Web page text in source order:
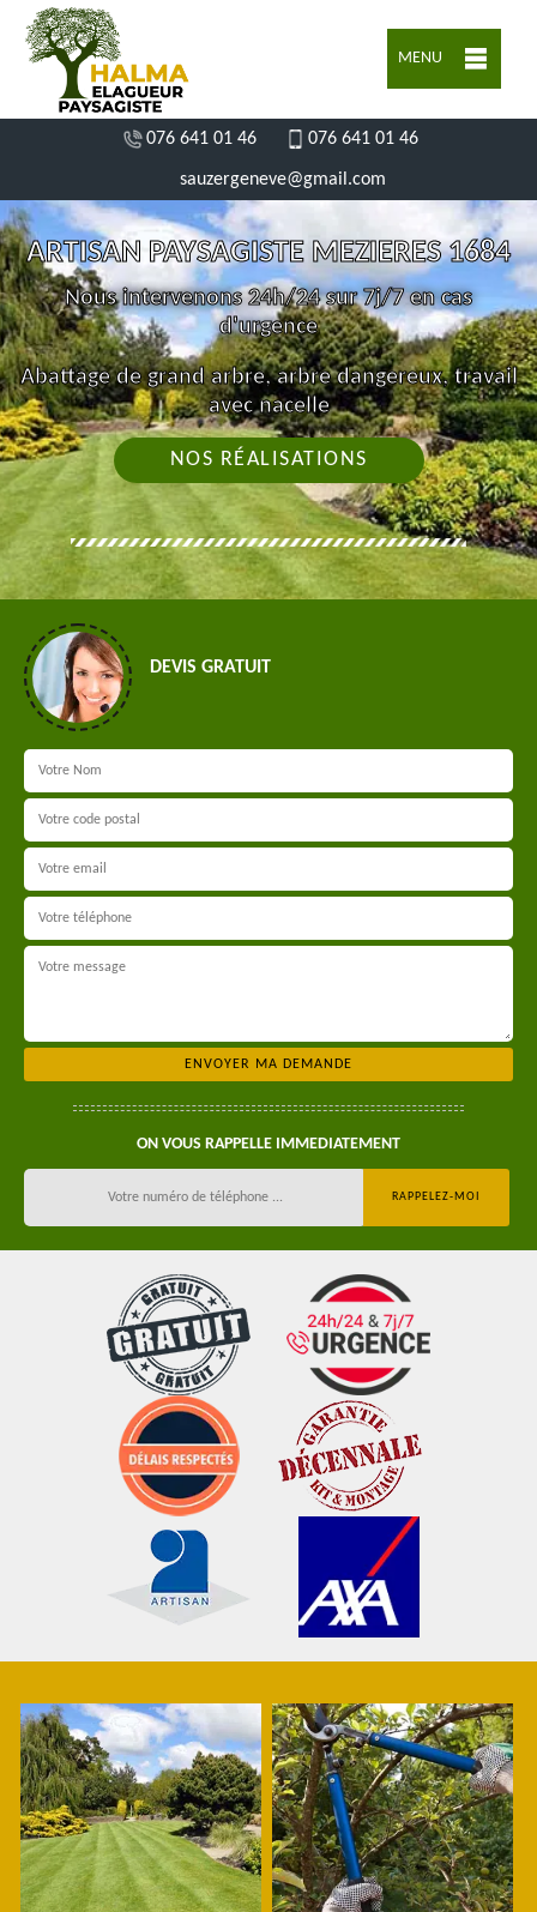
MENU
076 641 01 46 076 641 01 46
sauzergeneve@gmail.com
ARTISAN PAYSAGISTE MEZIERES 1684
Nous intervenons 24h/24 sur 7j/7 en cas
d'urgence
Abattage de grand arbre, arbre dangereux, travail
avec nacelle
NOS RÉALISATIONS
DEVIS GRATUIT
ON VOUS RAPPELLE IMMEDIATEMENT